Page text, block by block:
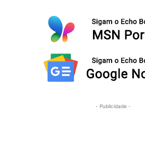
- Publicidade -